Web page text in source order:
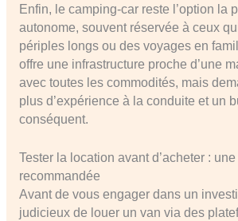
Enfin, le camping-car reste l’option la
autonome, souvent réservée à ceux
périples longs ou des voyages en
offre une infrastructure proche d’une
avec toutes les commodités, mais
plus d’expérience à la conduite et un
conséquent.
Tester la location avant d’acheter :
recommandée
Avant de vous engager dans un
judicieux de louer un van via des